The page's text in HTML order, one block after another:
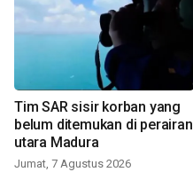
Tim SAR sisir korban yang
belum ditemukan di perairan
utara Madura
Jumat, 7 Agustus 2026